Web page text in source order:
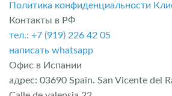
Политика конфиденциальности
Контакты в РФ
тел.: +7 (919) 226 42 05
написать whatsapp
Офис в Испании
адрес: 03690 Spain. San Vicente del